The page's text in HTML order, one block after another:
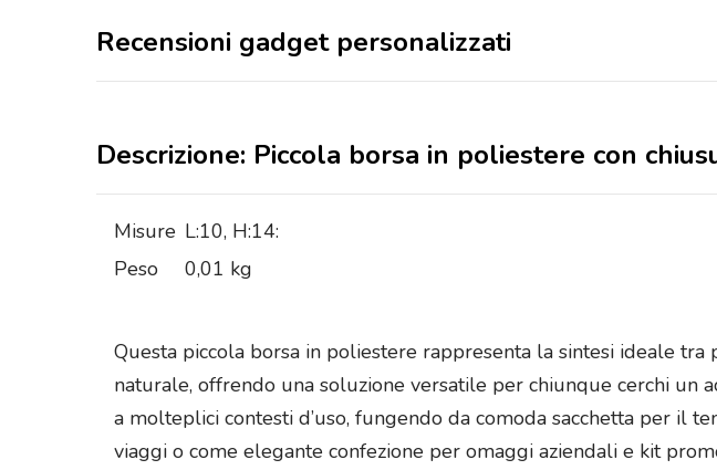
Recensioni gadget personalizzati
Descrizione: Piccola borsa in poliestere con
Misure L:10, H:14:
Peso
0,01 kg
Questa piccola borsa in poliestere rappresenta la sintesi ideale
naturale, offrendo una soluzione versatile per chiunque cerchi un
a molteplici contesti d’uso, fungendo da comoda sacchetta per il
viaggi o come elegante confezione per omaggi aziendali e kit